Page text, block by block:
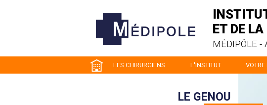
ET DE
MÉDIPÔLE -
LES CHIRURGIENS L'INSTITUT VOTRE
LE GENOU